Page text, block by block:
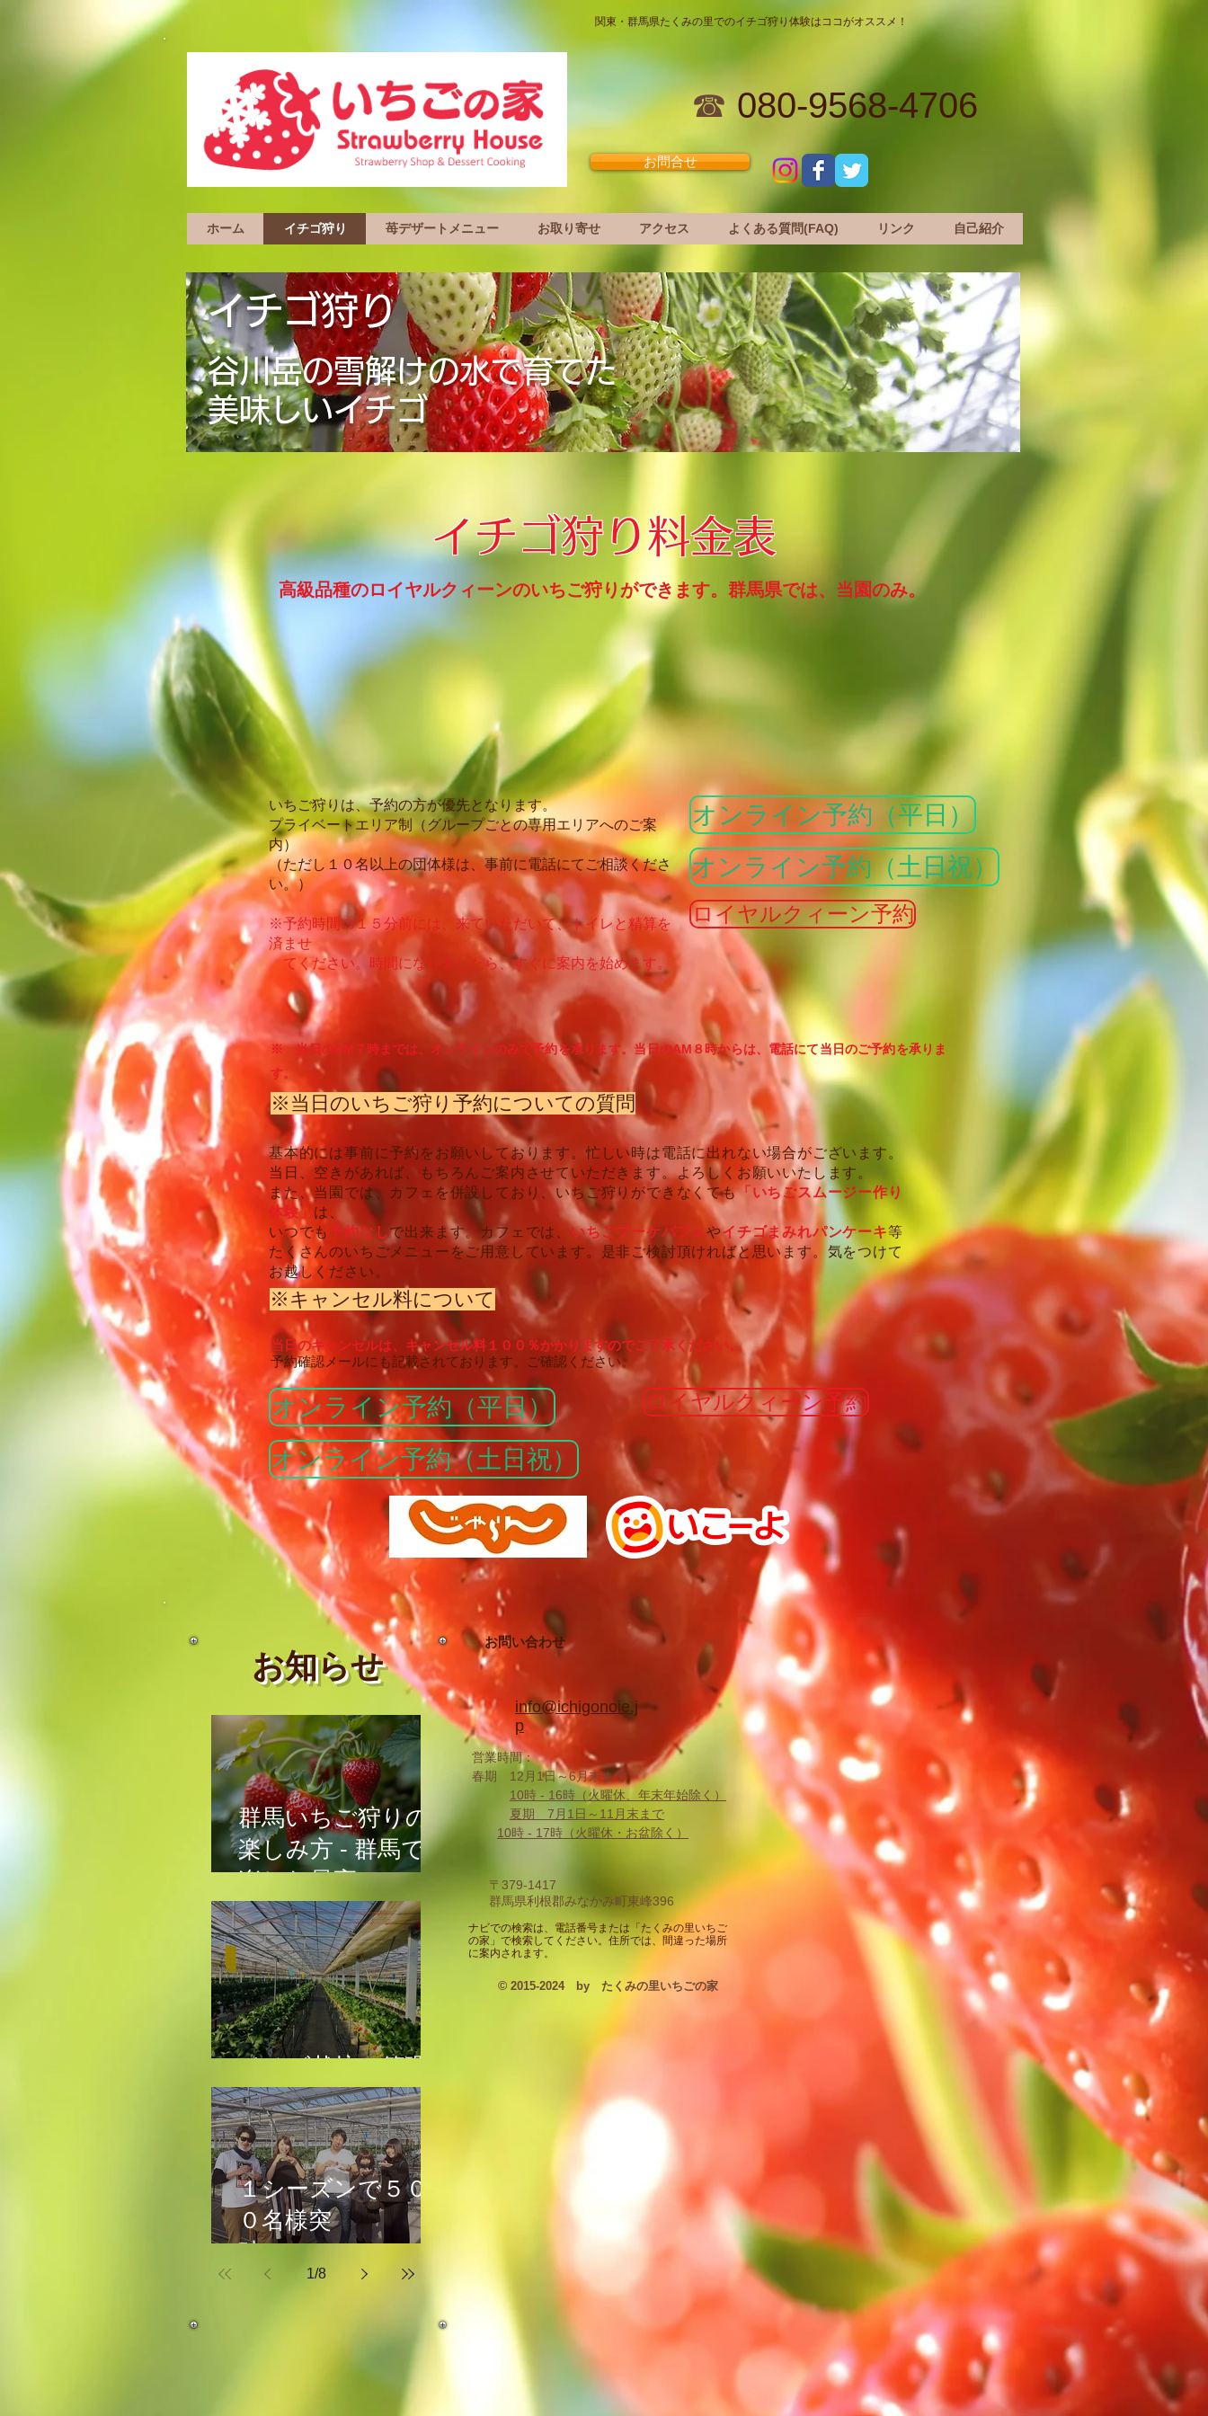
関東・群馬県たくみの里でのイチゴ狩り体験はココがオススメ！
☎ 080-9568-4706
お問合せ
ホーム イチゴ狩り 苺デザートメニュー お取り寄せ アクセス よくある質問(FAQ) リンク 自己紹介
イチゴ狩り
谷川岳の雪解けの水で育てた
美味しいイチゴ
イチゴ狩り料金表
高級品種のロイヤルクィーンのいちご狩りができます。 群馬県では、当園のみ。
いちご狩りは、予約の方が優先となります。
プライベートエリア制（グループごとの専用エリアへのご案
内）
（ただし１０名以上の団体様は、事前に電話にてご相談くださ
い。）
※予約時間の１５分前には、来ていただいて、トイレと精算を
済ませ
てください。
時間になりましたら、すぐに案内を始めます。
オンライン予約（平日）
オンライン予約（土日祝）
ロイヤルクィーン予約
※ 当日のAM７時までは、オンラインのみで予約を承ります。当日のAM８時からは、電話にて当日のご予約を承りま
す。
​※当日のいちご狩り予約についての質問
基本的には事前に予約をお願いしております。忙しい時は電話に出れない場合がございます。
当日、空きがあれば、もちろんご案内させていただきます。よろしくお願いいたします。
また、当園では、カフェを併設しており、いちご狩りができなくても「いちごスムージー作り
体験」 は、
いつでも 予約なしで出来ます。カフェでは、 いちごブーケパフェやイチゴまみれパンケーキ等
たくさんのいちごメニューをご用意しています。是非ご検討頂ければと思います。気をつけて
お越しください。
※キャンセル料について
​当日のキャンセルは、キャンセル料１００％かかりますのでご了承ください。
予約確認メールにも記載されております。ご確認ください。
オンライン予約（平日） ロイヤルクィーン予約
オンライン予約（土日祝）
お知らせ
群馬いちご狩りの
楽しみ方 - 群馬で
楽しむ最高のいち
ご狩り体験
イチゴ栽培の管理
１シーズンで５０
０名様突
破！
人気のいちご
1/8
お問い合わせ
info@ichigonoie.j
p
営業時間：
春期 12月1日～6月末まで
10時 - 16時（火曜休、年末年始除く ）
夏期 7月1日～11月末まで
10時 - 17時 （火曜休・お盆除く）
〒379-1417
群馬県利根郡みなかみ町東峰396
​ナビでの検索は、電話番号または「たくみの里いちご
の家」で検索してください。住所では、間違った場所
に案内されます。
©2015-2024 by たくみの里いちごの家